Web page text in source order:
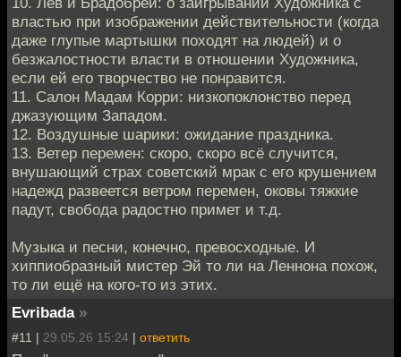
властью при изображении действительности (когда
даже глупые мартышки походят на людей) и о
безжалостности власти в отношении Художника,
если ей его творчество не понравится.
11. Салон Мадам Корри: низкопоклонство перед
джазующим Западом.
12. Воздушные шарики: ожидание праздника.
13. Ветер перемен: скоро, скоро всё случится,
внушающий страх советский мрак с его крушением
надежд развеется ветром перемен, оковы тяжкие
падут, свобода радостно примет и т.д.
Музыка и песни, конечно, превосходные. И
хиппиобразный мистер Эй то ли на Леннона похож,
то ли ещё на кого-то из этих.
Evribada »
#11 | 29.05.26 15:24 | ответить